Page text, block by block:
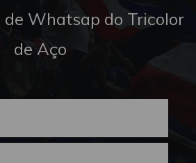
de Whatsap do Tricolor
de Aço